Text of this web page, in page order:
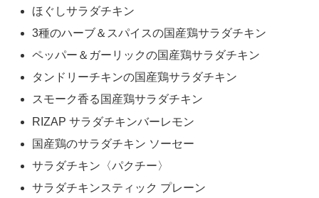
ほぐしサラダチキン
3種のハーブ＆スパイスの国産鶏サラダチキン
ペッパー＆ガーリックの国産鶏サラダチキン
タンドリーチキンの国産鶏サラダチキン
スモーク香る国産鶏サラダチキン
RIZAP サラダチキンバーレモン
国産鶏のサラダチキン ソーセー
サラダチキン〈パクチー〉
サラダチキンスティック プレーン